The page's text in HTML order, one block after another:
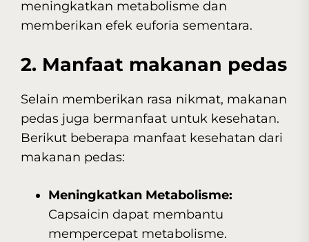
meningkatkan metabolisme dan
memberikan efek euforia sementara.
2. Manfaat makanan pedas
Selain memberikan rasa nikmat, makanan
pedas juga bermanfaat untuk kesehatan.
Berikut beberapa manfaat kesehatan dari
makanan pedas:
Meningkatkan Metabolisme:
Capsaicin dapat membantu
mempercepat metabolisme.